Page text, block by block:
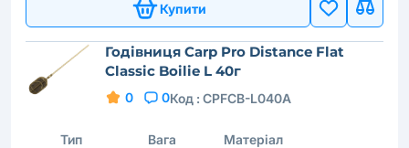
Купити
Годівниця Carp Pro Distance Flat
Classic Boilie L 40г
0 0Код : CPFCB-L040A
Тип Вага Матеріал